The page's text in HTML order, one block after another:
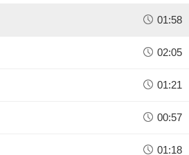
01:58
02:05
01:21
00:57
01:18